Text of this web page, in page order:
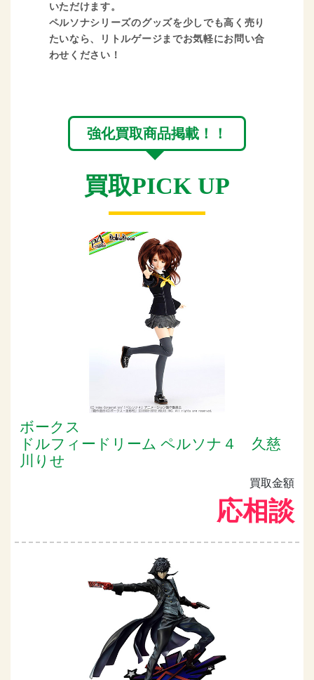
いただけます。
ペルソナシリーズのグッズを少しでも高く売り
たいなら、リトルゲージまでお気軽にお問い合
わせください！
強化買取商品掲載！！
買取PICK UP
ボークス
ドルフィードリーム ペルソナ４ 久慈
川りせ
買取金額
応相談